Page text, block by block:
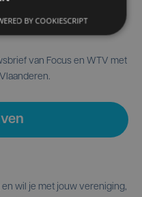
van Focus en WTV met
wil je met jouw vereniging,
BY COOKIESCRIPT